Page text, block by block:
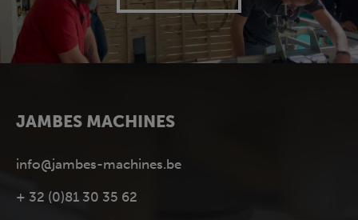
JAMBES MACHINES
info@jambes-machines.be
+ 32 (0)81 30 35 62